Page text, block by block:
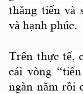
thăng tiến và
và hạnh phúc.
Trên thực tế,
cái vòng
ngàn năm rồi